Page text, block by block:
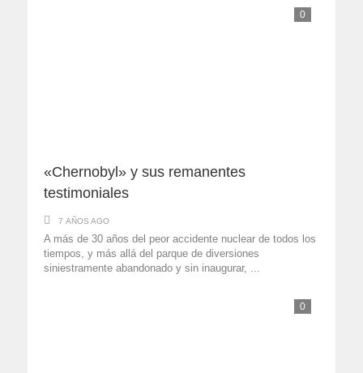
0
«Chernobyl» y sus remanentes
testimoniales
7 AÑOS AGO
A más de 30 años del peor accidente nuclear de todos los
tiempos, y más allá del parque de diversiones
siniestramente abandonado y sin inaugurar, ...
0